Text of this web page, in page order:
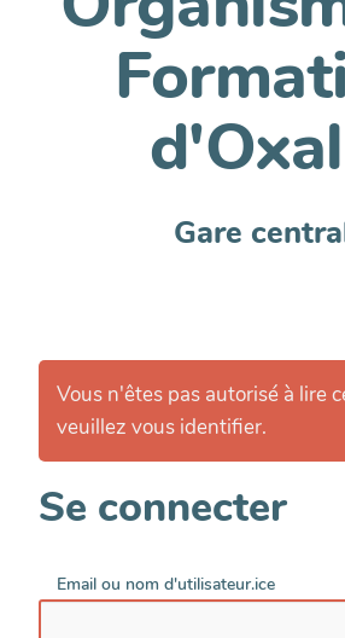
Gare
Vous n'êtes pas autorisé à lire
veuillez vous identifier.
Se connecter
Email ou nom d'utilisateur.ice